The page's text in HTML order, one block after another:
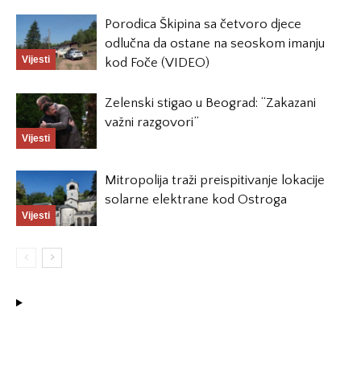
Vijesti
Porodica Škipina sa četvoro djece
odlučna da ostane na seoskom imanju
kod Foče (VIDEO)
Vijesti
Zelenski stigao u Beograd: “Zakazani
važni razgovori”
Vijesti
Mitropolija traži preispitivanje lokacije
solarne elektrane kod Ostroga